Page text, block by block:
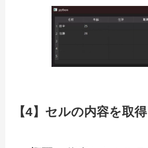
【4】セルの内容を取得